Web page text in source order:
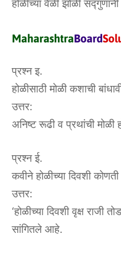
होळीच्या वेळी झोळी सद्गुणांनी
प्रश्न इ.
होळीसाठी मोळी कशाची
उत्तर:
अनिष्ट रूढी व प्रथांची मोळी
प्रश्न ई.
कवीने होळीच्या दिवशी
उत्तर:
‘होळीच्या दिवशी वृक्ष राजी
सांगितले आहे.